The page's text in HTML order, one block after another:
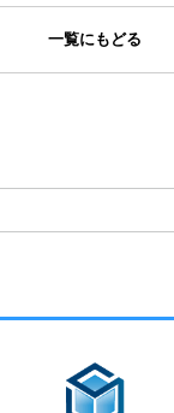
一覧にもどる